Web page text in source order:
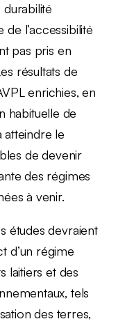
l’accessibilité
pas pris en
résultats de
enrichies, en
habituelle de
atteindre le
de devenir
des régimes
à venir.
études devraient
d’un régime
laitiers et des
tels
des terres,